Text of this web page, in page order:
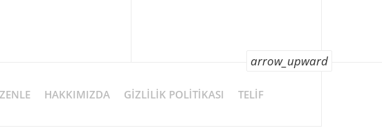
HAKKIMIZDA GIZLILIK POLITIKASI TELIF
arrow_upward